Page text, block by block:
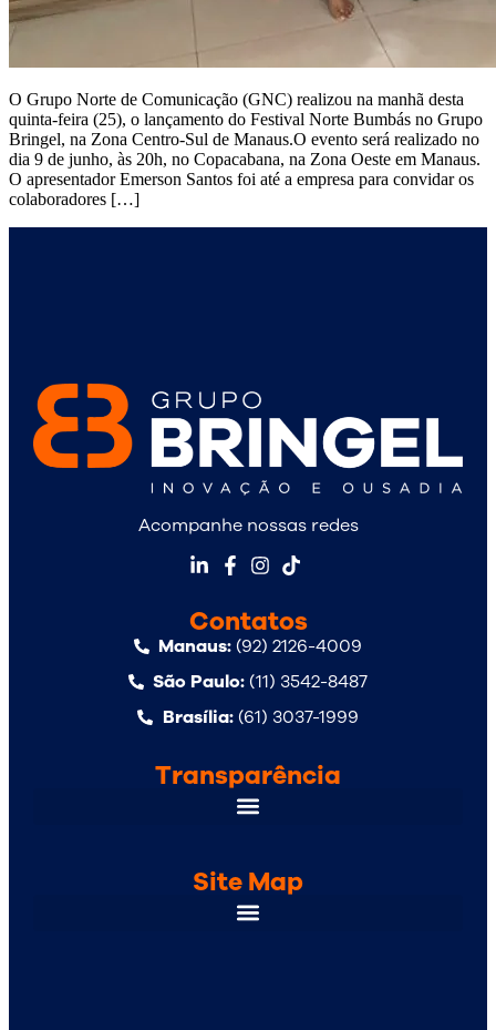
O Grupo Norte de Comunicação (GNC) realizou na manhã desta
quinta-feira (25), o lançamento do Festival Norte Bumbás no Grupo
Bringel, na Zona Centro-Sul de Manaus.O evento será realizado no
dia 9 de junho, às 20h, no Copacabana, na Zona Oeste em Manaus.
O apresentador Emerson Santos foi até a empresa para convidar os
colaboradores […]
Acompanhe nossas redes
Site Map
Transparência
Contatos
Manaus:(92) 2126-4009
São Paulo:(11) 3542-8487
Brasília:(61) 3037-1999